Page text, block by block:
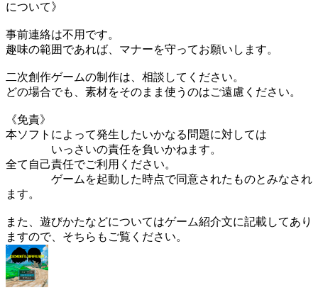
について》
事前連絡は不用です。
趣味の範囲であれば、マナーを守ってお願いします。
二次創作ゲームの制作は、相談してください。
どの場合でも、素材をそのまま使うのはご遠慮ください。
《免責》
本ソフトによって発生したいかなる問題に対しては
いっさいの責任を負いかねます。
全て自己責任でご利用ください。
ゲームを起動した時点で同意されたものとみなされ
ます。
また、遊びかたなどについてはゲーム紹介文に記載してあり
ますので、そちらもご覧ください。